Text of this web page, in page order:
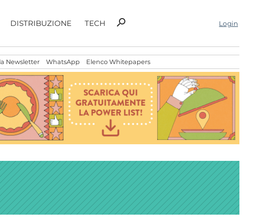
DISTRIBUZIONE TECH
Ricerca
search Login
Newsletter WhatsApp Elenco Whitepapers